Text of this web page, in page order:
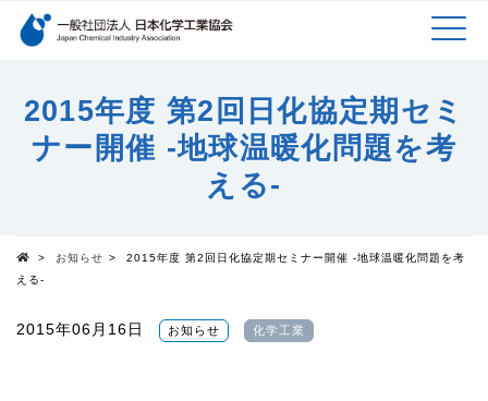
検索キーワード
U
2015年度 第2回日化協定期セミ
ナー開催 -地球温暖化問題を考
える-
Top
> お知らせ >
2015年度 第2回日化協定期セミナー開催 -地球温暖化問題を考
える-
2015年06月16日 お知らせ 化学工業